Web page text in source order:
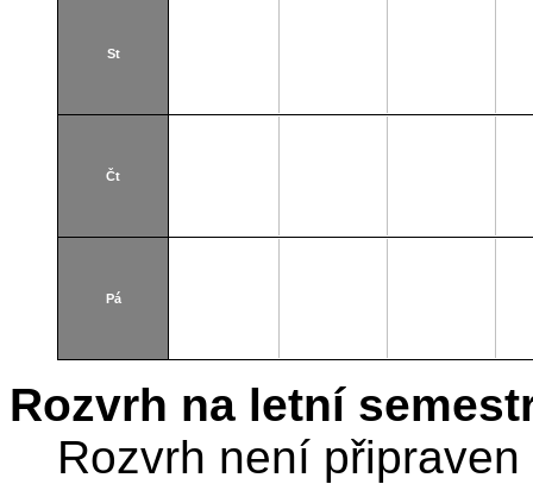
St
Čt
Pá
Rozvrh na letní
Rozvrh není připraven